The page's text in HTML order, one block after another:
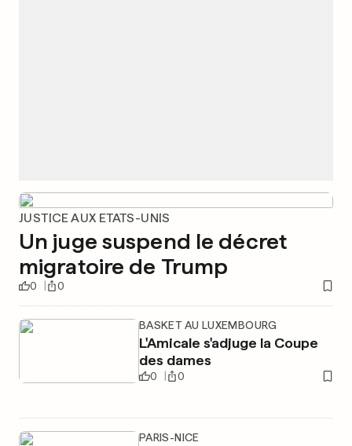
JUSTICE AUX ETATS-UNIS
Un juge suspend le décret
migratoire de Trump
0 0
BASKET AU LUXEMBOURG
L'Amicale s'adjuge la Coupe
des dames
0 0
PARIS-NICE